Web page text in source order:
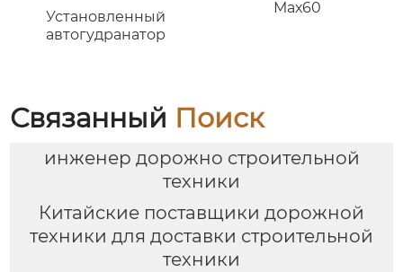
Установленный
автогудранатор
Мах60
Связанный Поиск
инженер дорожно строительной
техники
Китайские поставщики дорожной
техники для доставки строительной
техники